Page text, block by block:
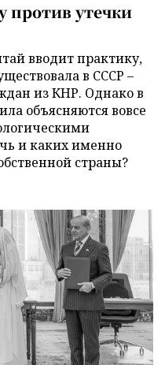
против утечки
вводит практику,
в СССР –
из КНР. Однако в
объясняются вовсе
и каких именно
страны?